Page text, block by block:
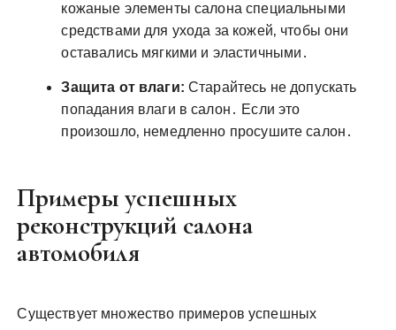
кожаные элементы салона специальными
средствами для ухода за кожей‚ чтобы они
оставались мягкими и эластичными․
Защита от влаги: Старайтесь не допускать
попадания влаги в салон․ Если это
произошло‚ немедленно просушите салон․
Примеры успешных
реконструкций салона
автомобиля
Существует множество примеров успешных